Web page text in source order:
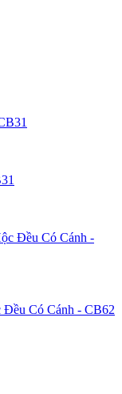
Đều Có Cánh - CB62